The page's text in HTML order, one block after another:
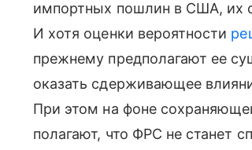
импортных пошлин в США, их
И хотя оценки вероятности
прежнему предполагают ее
оказать сдерживающее
При этом на фоне
полагают, что ФРС не станет